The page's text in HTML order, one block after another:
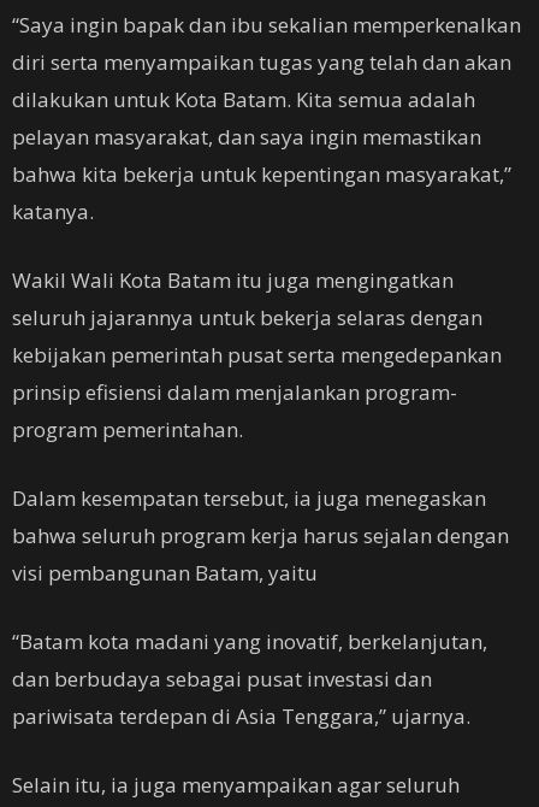
“Saya ingin bapak dan ibu sekalian memperkenalkan
diri serta menyampaikan tugas yang telah dan akan
dilakukan untuk Kota Batam. Kita semua adalah
pelayan masyarakat, dan saya ingin memastikan
bahwa kita bekerja untuk kepentingan masyarakat,”
katanya.
Wakil Wali Kota Batam itu juga mengingatkan
seluruh jajarannya untuk bekerja selaras dengan
kebijakan pemerintah pusat serta mengedepankan
prinsip efisiensi dalam menjalankan program-
program pemerintahan.
Dalam kesempatan tersebut, ia juga menegaskan
bahwa seluruh program kerja harus sejalan dengan
visi pembangunan Batam, yaitu
“Batam kota madani yang inovatif, berkelanjutan,
dan berbudaya sebagai pusat investasi dan
pariwisata terdepan di Asia Tenggara,” ujarnya.
Selain itu, ia juga menyampaikan agar seluruh